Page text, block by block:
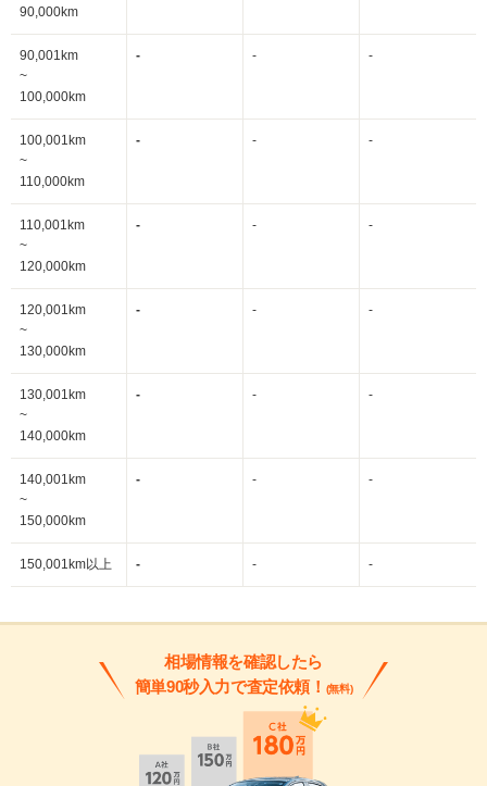
90,000km
90,001km
~
100,000km
- - -
100,001km
~
110,000km
- - -
110,001km
~
120,000km
- - -
120,001km
~
130,000km
- - -
130,001km
~
140,000km
- - -
140,001km
~
150,000km
- - -
150,001km以上 - - -
相場情報を確認したら
簡単90秒入力で査定依頼！ (無料)